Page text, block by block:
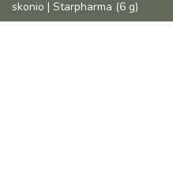
skonio | Starpharma (6 g)